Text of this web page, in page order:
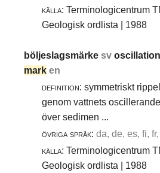
källa: Terminologicentrum
Geologisk ordlista | 1988
böljeslagsmärkesv
mark en
definition: symmetriskt
genom vattnets
över sedimen ...
övriga språk: da, de, es, fi,
källa: Terminologicentrum
Geologisk ordlista | 1988